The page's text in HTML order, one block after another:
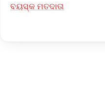
ବୟସ୍କ ମତଦାତା